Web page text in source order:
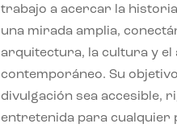
trabajo a acercar la
una mirada amplia,
arquitectura, la cultura y el
contemporáneo. Su
divulgación sea accesible,
entretenida para cualquier